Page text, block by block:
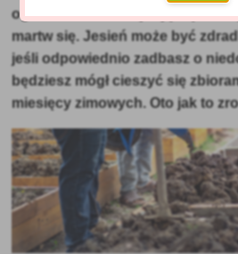
ogrodzie nadal znajdują się
martw się. Jesień może być
jeśli odpowiednio zadbasz o
będziesz mógł cieszyć się
miesięcy zimowych. Oto jak to